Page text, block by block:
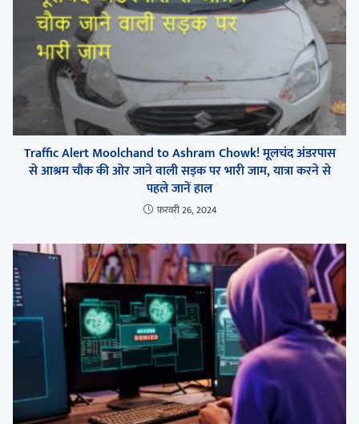
Traffic Alert Moolchand to Ashram Chowk! मूलचंद अंडरपास
से आश्रम चौक की ओर जाने वाली सड़क पर भारी जाम, यात्रा करने से
पहले जानें हाल
फ़रवरी 26, 2024